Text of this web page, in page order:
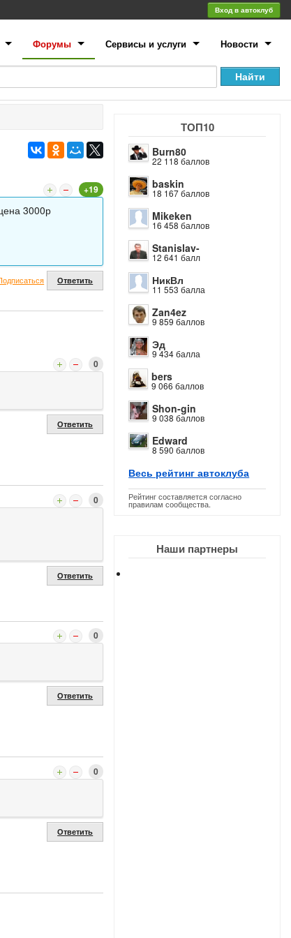
Вход в автоклуб
Форумы Сервисы и услуги Новости
ТОП10
Burn80
22 118 баллов
baskin
18 167 баллов
Mikeken
16 458 баллов
Stanislav-
12 641 балл
НикВл
11 553 балла
Zan4ez
9 859 баллов
Эд
9 434 балла
bers
9 066 баллов
Shon-gin
9 038 баллов
Edward
8 590 баллов
Весь рейтинг автоклуба
Рейтинг составляется согласно
правилам сообщества.
Наши партнеры
+19
3000р
Ответить
0
Ответить
0
Ответить
0
Ответить
0
Ответить